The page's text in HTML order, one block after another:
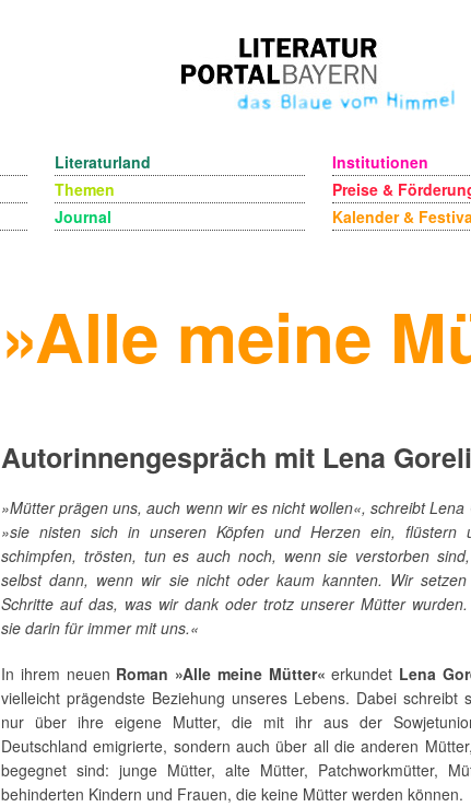
Literaturland
Themen
Journal
Institutionen
Preise &
Kalender &
»Alle meine
Autorinnengespräch mit Lena
»Mütter prägen uns, auch wenn wir es nicht wollen«, schreibt Lena
»sie nisten sich in unseren Köpfen und Herzen ein, flüstern
schimpfen, trösten, tun es auch noch, wenn sie verstorben
selbst dann, wenn wir sie nicht oder kaum kannten. Wir
Schritte auf das, was wir dank oder trotz unserer Mütter
sie darin für immer mit uns.«
In ihrem neuen Roman »Alle meine Mütter« erkundet Lena
vielleicht prägendste Beziehung unseres Lebens. Dabei schreibt
nur über ihre eigene Mutter, die mit ihr aus der
Deutschland emigrierte, sondern auch über all die anderen
begegnet sind: junge Mütter, alte Mütter, Patchworkmütter,
behinderten Kindern und Frauen, die keine Mütter werden können.